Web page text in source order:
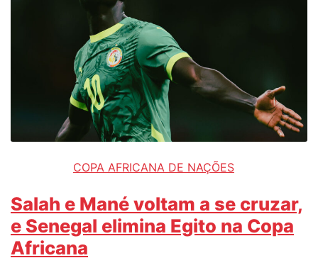
COPA AFRICANA DE NAÇÕES
Salah e Mané voltam a se cruzar,
e Senegal elimina Egito na Copa
Africana